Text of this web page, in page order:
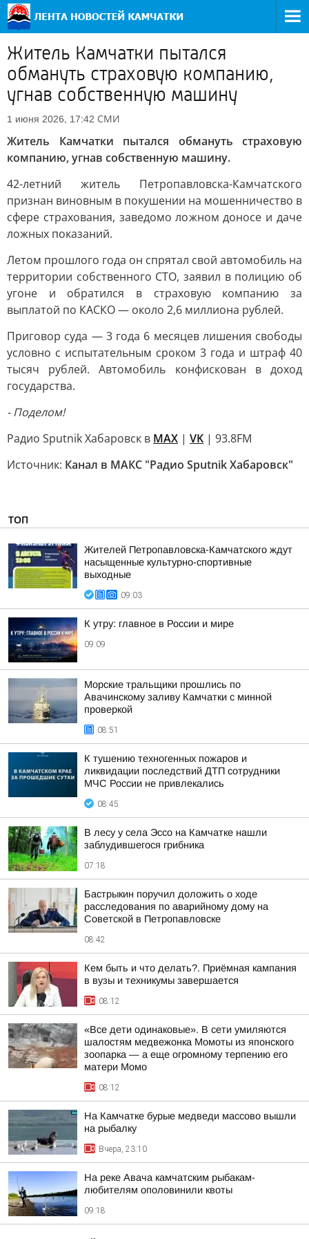
Житель Камчатки пытался
обмануть страховую компанию,
угнав собственную машину
1 июня 2026, 17:42 СМИ
Житель Камчатки пытался обмануть страховую
компанию, угнав собственную машину.
42-летний житель Петропавловска-Камчатского
признан виновным в покушении на мошенничество в
сфере страхования, заведомо ложном доносе и даче
ложных показаний.
Летом прошлого года он спрятал свой автомобиль на
территории собственного СТО, заявил в полицию об
угоне и обратился в страховую компанию за
выплатой по КАСКО — около 2,6 миллиона рублей.
Приговор суда — 3 года 6 месяцев лишения свободы
условно с испытательным сроком 3 года и штраф 40
тысяч рублей. Автомобиль конфискован в доход
государства.
- Поделом!
Радио Sputnik Хабаровск в MAX | VK | 93.8FM
Источник: Канал в МАКС "Радио Sputnik Хабаровск"
ТОП
Жителей Петропавловска-Камчатского ждут
насыщенные культурно-спортивные
выходные
09:03
К утру: главное в России и мире
09:09
Морские тральщики прошлись по
Авачинскому заливу Камчатки с минной
проверкой
08:51
К тушению техногенных пожаров и
ликвидации последствий ДТП сотрудники
МЧС России не привлекались
08:45
В лесу у села Эссо на Камчатке нашли
заблудившегося грибника
07:18
Бастрыкин поручил доложить о ходе
расследования по аварийному дому на
Советской в Петропавловске
08:42
Кем быть и что делать?. Приёмная кампания
в вузы и техникумы завершается
08:12
«Все дети одинаковые». В сети умиляются
шалостям медвежонка Момоты из японского
зоопарка — а еще огромному терпению его
матери Момо
08:12
На Камчатке бурые медведи массово вышли
на рыбалку
Вчера, 23:10
На реке Авача камчатским рыбакам-
любителям ополовинили квоты
09:18